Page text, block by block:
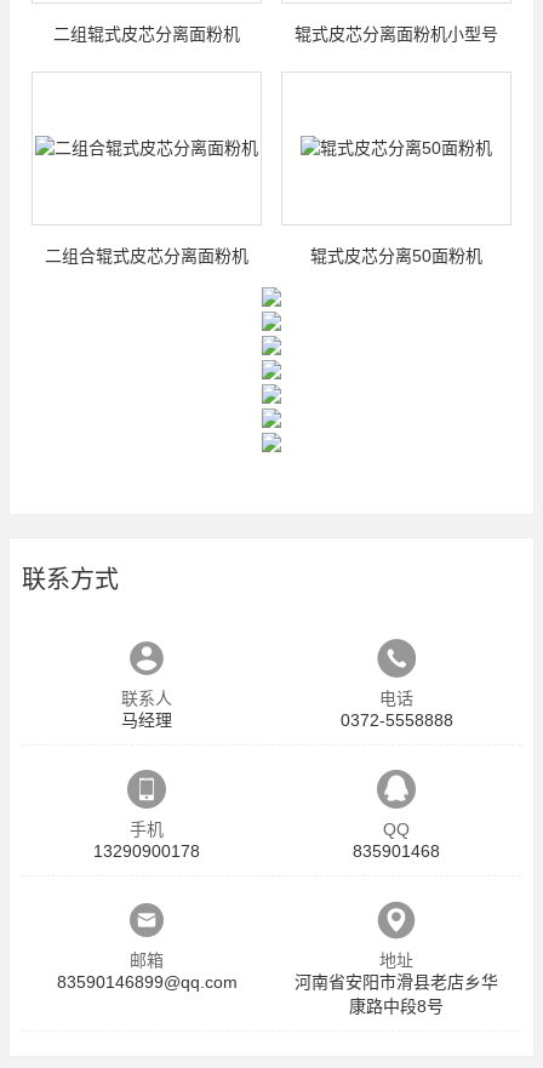
二组辊式皮芯分离面粉机 辊式皮芯分离面粉机小型号
二组合辊式皮芯分离面粉机 辊式皮芯分离50面粉机
联系方式
联系人
马经理
电话
0372-5558888
手机
13290900178
QQ
835901468
邮箱
83590146899@qq.com
地址
河南省安阳市滑县老店乡华
康路中段8号